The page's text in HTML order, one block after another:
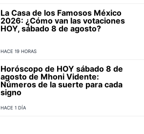
La Casa de los Famosos México
2026: ¿Cómo van las votaciones
HOY, sábado 8 de agosto?
HACE 19 HORAS
Horóscopo de HOY sábado 8 de
agosto de Mhoni Vidente:
Números de la suerte para cada
signo
HACE 1 DÍA